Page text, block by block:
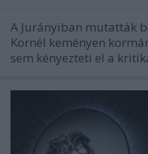
A Jurányiban mutatták
Kornél keményen
sem kényezteti el a